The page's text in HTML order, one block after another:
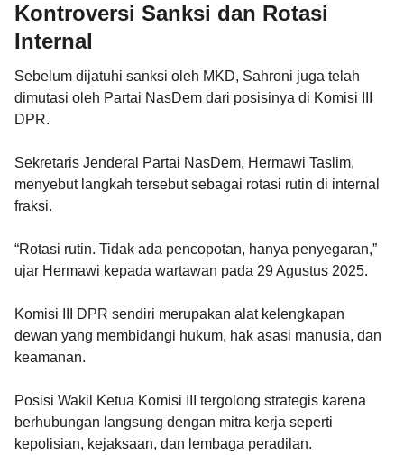
Kontroversi Sanksi dan Rotasi
Internal
Sebelum dijatuhi sanksi oleh MKD, Sahroni juga telah
dimutasi oleh Partai NasDem dari posisinya di Komisi III
DPR.
Sekretaris Jenderal Partai NasDem, Hermawi Taslim,
menyebut langkah tersebut sebagai rotasi rutin di internal
fraksi.
“Rotasi rutin. Tidak ada pencopotan, hanya penyegaran,”
ujar Hermawi kepada wartawan pada 29 Agustus 2025.
Komisi III DPR sendiri merupakan alat kelengkapan
dewan yang membidangi hukum, hak asasi manusia, dan
keamanan.
Posisi Wakil Ketua Komisi III tergolong strategis karena
berhubungan langsung dengan mitra kerja seperti
kepolisian, kejaksaan, dan lembaga peradilan.